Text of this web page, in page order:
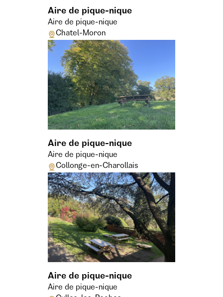
Aire de pique-nique
Aire de pique-nique
Chatel-Moron
Aire de pique-nique
Aire de pique-nique
Collonge-en-Charollais
Aire de pique-nique
Aire de pique-nique